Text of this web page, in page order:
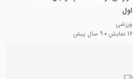
اول
ورزشی
16 نمایش
9 سال پیش